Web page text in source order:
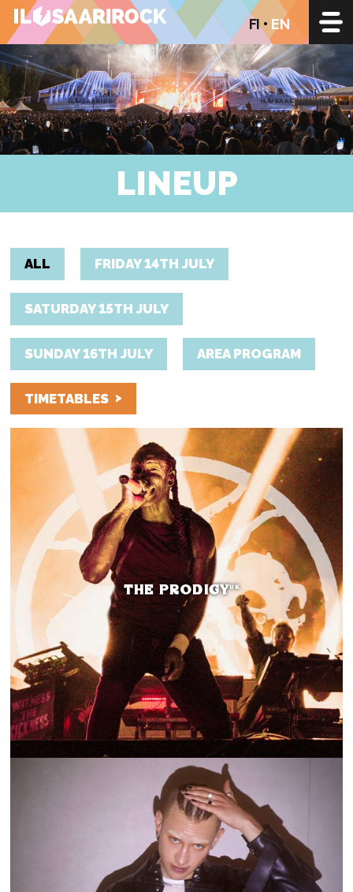
FI EN
LINEUP
ALL FRIDAY 14TH JULY
SATURDAY 15TH JULY
SUNDAY 16TH JULY AREA PROGRAM
TIMETABLES >
THE PRODIGYUK